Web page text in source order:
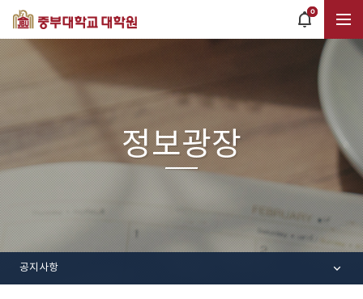
전
체
메
뉴
POPUPOPEN
0
정보광장
공지사항